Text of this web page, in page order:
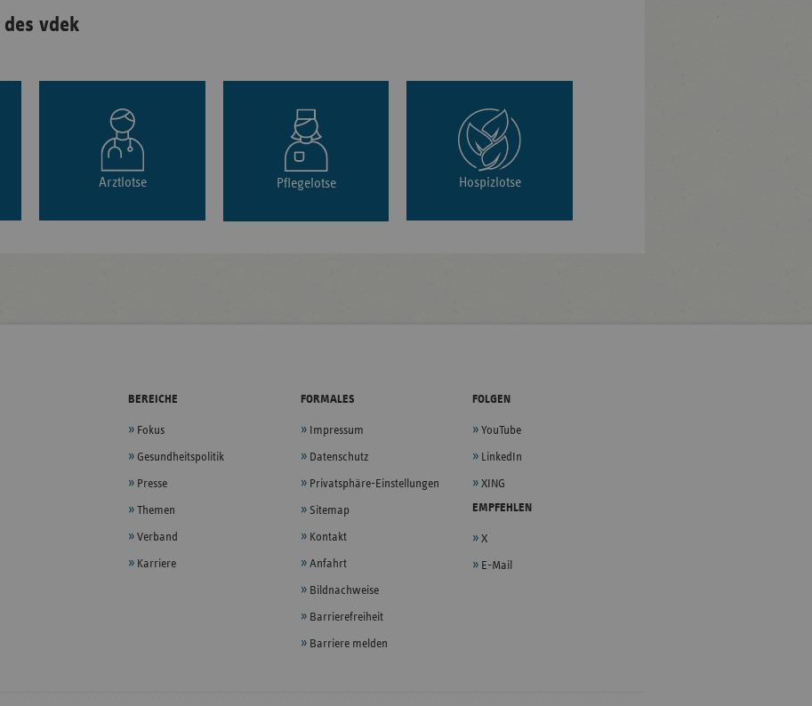
vdek
Arztlotse Pflegelotse Hospizlotse
BEREICHE
Fokus
Gesundheitspolitik
Presse
Themen
Verband
Karriere
FORMALES
Impressum
Datenschutz
Privatsphäre-Einstellungen
Sitemap
Kontakt
Anfahrt
Bildnachweise
Barrierefreiheit
Barriere melden
FOLGEN
YouTube
LinkedIn
XING
EMPFEHLEN
X
E-Mail